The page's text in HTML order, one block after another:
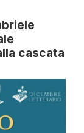
cascata